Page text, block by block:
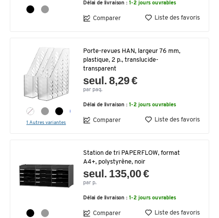
Délai de livraison : 1-2 jours ouvrables
Comparer Liste des favoris
1 Autres variantes
Porte-revues HAN, largeur 76 mm,
plastique, 2 p., translucide-
transparent
seul. 8,29 €
par paq.
Délai de livraison : 1-2 jours ouvrables
Comparer Liste des favoris
Station de tri PAPERFLOW, format
A4+, polystyrène, noir
seul. 135,00 €
par p.
Délai de livraison : 1-2 jours ouvrables
Comparer Liste des favoris